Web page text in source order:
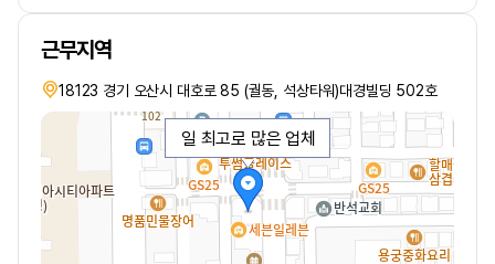
근무지역
18123 경기 오산시 대호로 85 (궐동, 석상타워)대경빌딩 502호
일 최고로 많은 업체